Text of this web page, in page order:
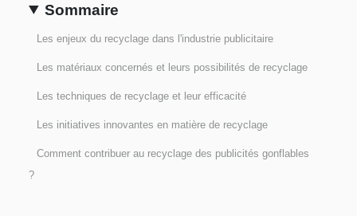
Sommaire
Les enjeux du recyclage dans l'industrie publicitaire
Les matériaux concernés et leurs possibilités de recyclage
Les techniques de recyclage et leur efficacité
Les initiatives innovantes en matière de recyclage
Comment contribuer au recyclage des publicités gonflables
?